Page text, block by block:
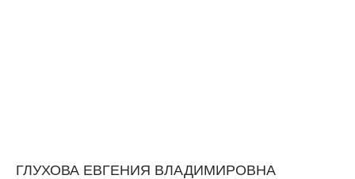
ГЛУХОВА ЕВГЕНИЯ ВЛАДИМИРОВНА